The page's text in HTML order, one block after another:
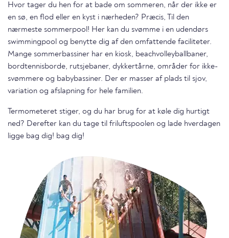
Hvor tager du hen for at bade om sommeren, når der ikke er
en sø, en flod eller en kyst i nærheden? Præcis, Til den
nærmeste sommerpool! Her kan du svømme i en udendørs
swimmingpool og benytte dig af den omfattende faciliteter.
Mange sommerbassiner har en kiosk, beachvolleyballbaner,
bordtennisborde, rutsjebaner, dykkertårne, områder for ikke-
svømmere og babybassiner. Der er masser af plads til sjov,
variation og afslapning for hele familien.
Termometeret stiger, og du har brug for at køle dig hurtigt
ned? Derefter kan du tage til friluftspoolen og lade hverdagen
ligge bag dig! bag dig!